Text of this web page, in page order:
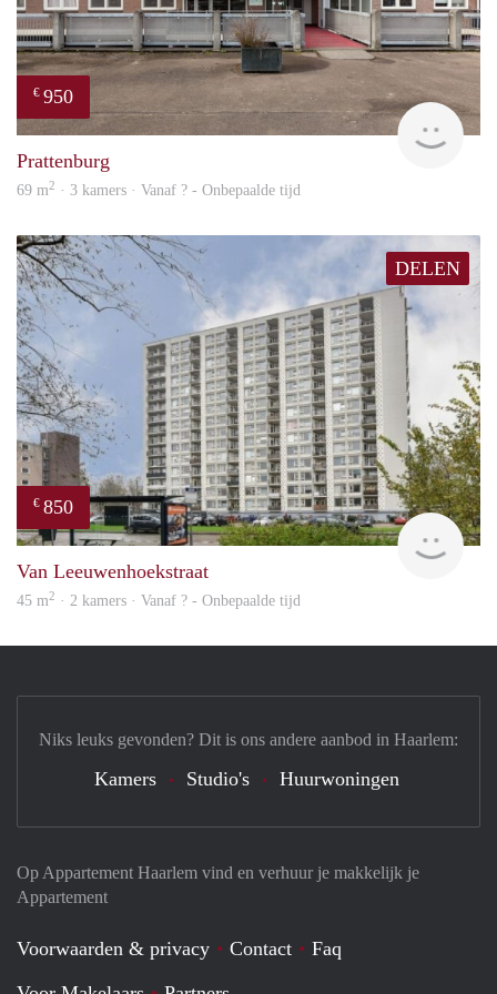
€ 950
Prattenburg
69 m2 · 3 kamers · Vanaf ? - Onbepaalde tijd
DELEN
€ 850
Van Leeuwenhoekstraat
45 m2 · 2 kamers · Vanaf ? - Onbepaalde tijd
Op Appartement Haarlem vind en verhuur je makkelijk je
Appartement
Voorwaarden & privacy Contact
Faq
Niks leuks gevonden? Dit is ons andere aanbod in Haarlem:
Kamers Studio's Huurwoningen